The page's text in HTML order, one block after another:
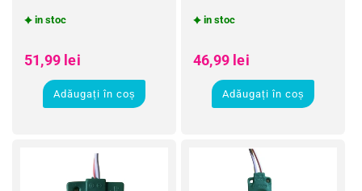
in stoc
Preț redus
51,99 lei
Adăugați în coș
in stoc
Preț redus
46,99 lei
Adăugați în coș